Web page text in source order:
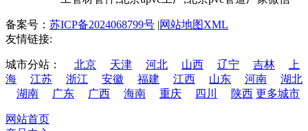
备案号： 苏ICP备2024068799号 |网站地图XML
友情链接:
城市分站： 北京 天津 河北 山西 辽宁 吉林
上
海
江苏 浙江 安徽 福建 江西 山东 河南
湖北
湖南
广东 广西 海南 重庆 四川 陕西 更多城市
网站首页